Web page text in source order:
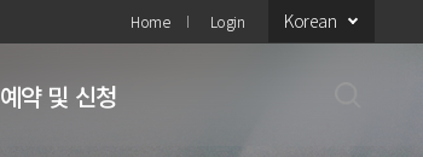
Home Login Korean
예약 및 신청